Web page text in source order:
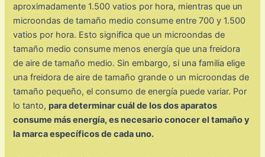
aproximadamente 1.500 vatios por hora, mientras que un
microondas de tamaño medio consume entre 700 y 1.500
vatios por hora. Esto significa que un microondas de
tamaño medio consume menos energía que una freidora
de aire de tamaño medio. Sin embargo, si una familia elige
una freidora de aire de tamaño grande o un microondas de
tamaño pequeño, el consumo de energía puede variar. Por
lo tanto, para determinar cuál de los dos aparatos
consume más energía, es necesario conocer el tamaño y
la marca específicos de cada uno.